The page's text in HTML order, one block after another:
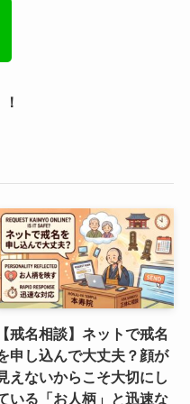
【戒名相談】ネットで戒名
申し込んで大丈夫？顔が
えないからこそ大切にし
いる「お人柄」と迅速な